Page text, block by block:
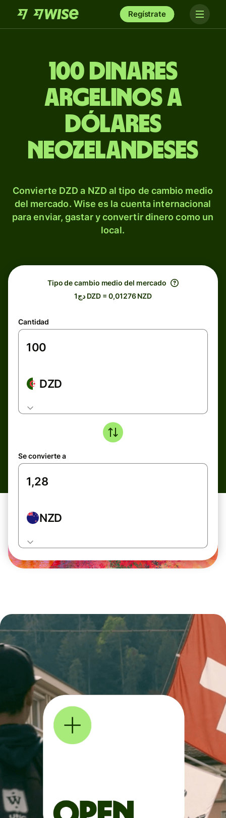
Regístrate
100 dinares
argelinos a
dólares
neozelandeses
Convierte DZD a NZD al tipo de cambio medio
del mercado. Wise es la cuenta internacional
para enviar, gastar y convertir dinero como un
local.
Tipo de cambio medio del mercado
دج1 DZD = 0,01276 NZD
Cantidad
DZD
Se convierte a
NZD